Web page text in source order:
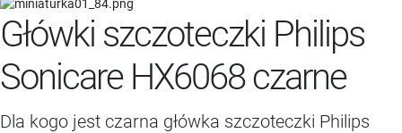
Główki szczoteczki Philips
Sonicare HX6068 czarne
Dla kogo jest czarna główka szczoteczki Philips